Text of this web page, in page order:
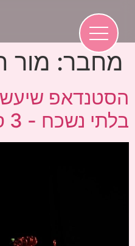
מחבר: מור
הסטנדאפ
בלתי נשכח - 3 סיפורים אמיתיים